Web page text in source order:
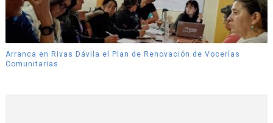
Arranca en Rivas Dávila el Plan de Renovación de Vocerías
Comunitarias